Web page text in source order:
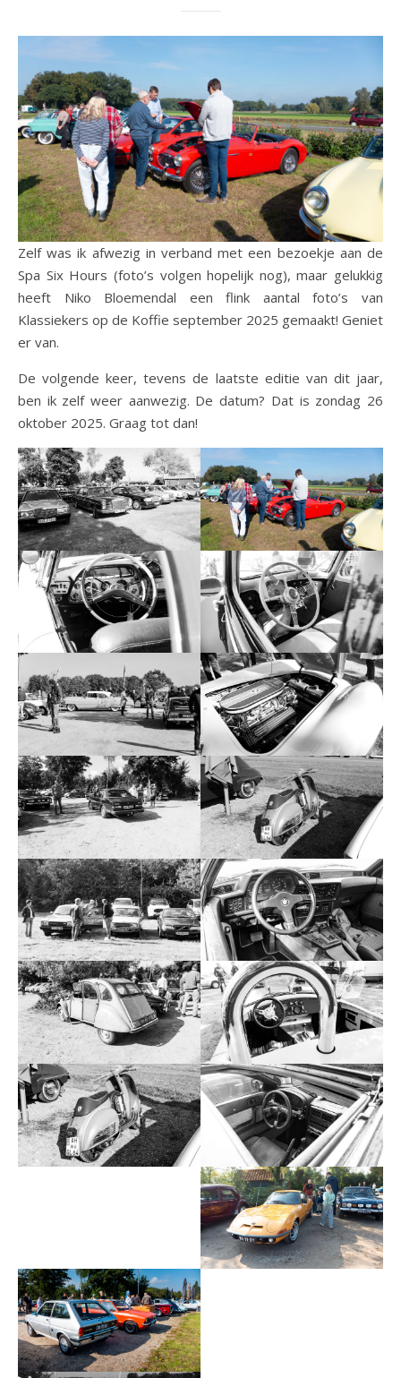
Zelf was ik afwezig in verband met een bezoekje aan de
Spa Six Hours (foto’s volgen hopelijk nog), maar gelukkig
heeft Niko Bloemendal een flink aantal foto’s van
Klassiekers op de Koffie september 2025 gemaakt! Geniet
er van.
De volgende keer, tevens de laatste editie van dit jaar,
ben ik zelf weer aanwezig. De datum? Dat is zondag 26
oktober 2025. Graag tot dan!